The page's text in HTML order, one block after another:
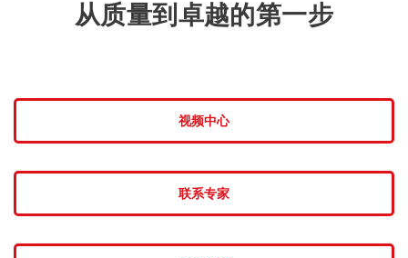
从质量到卓越的第一步
视频中心
联系专家